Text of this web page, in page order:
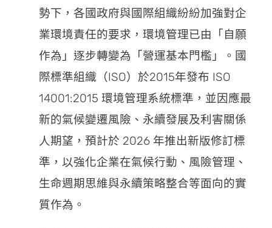
勢下，各國政府與國際組織紛紛加強對企
業環境責任的要求，環境管理已由「自願
作為」逐步轉變為「營運基本門檻」。國
際標準組織（ISO）於2015年發布 ISO
14001:2015 環境管理系統標準，並因應最
新的氣候變遷風險、永續發展及利害關係
人期望，預計於 2026 年推出新版修訂標
準，以強化企業在氣候行動、風險管理、
生命週期思維與永續策略整合等面向的實
質作為。